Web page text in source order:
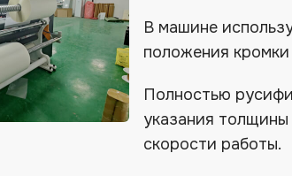
В машине
положения
Полностью
указания
скорости работы.